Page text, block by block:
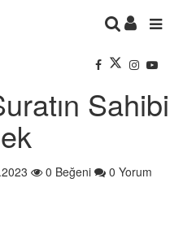
Sahibi
0 Beğeni 0 Yorum